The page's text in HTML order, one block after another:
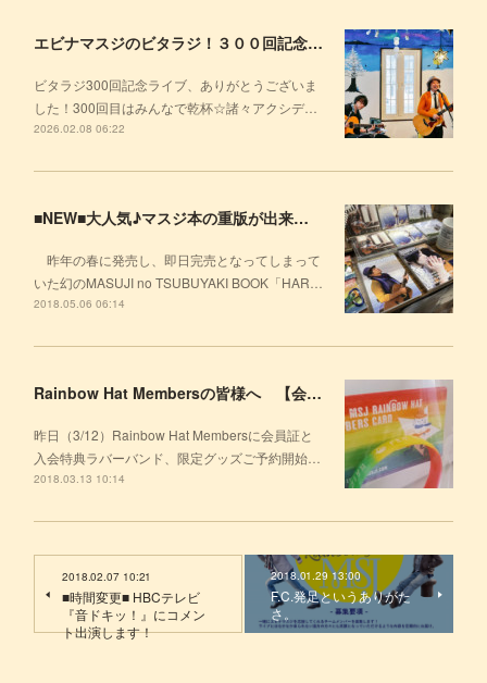
エビナマスジのビタラジ！３００回記念ライブ終了！
ビタラジ300回記念ライブ、ありがとうございま
した！300回目はみんなで乾杯☆諸々アクシデ…
2026.02.08 06:22
■NEW■大人気♪マスジ本の重版が出来上がりました〜！
昨年の春に発売し、即日完売となってしまって
いた幻のMASUJI no TSUBUYAKI BOOK「HAR…
2018.05.06 06:14
Rainbow Hat Membersの皆様へ 【会員証を発送しました】
昨日（3/12）Rainbow Hat Membersに会員証と
入会特典ラバーバンド、限定グッズご予約開始…
2018.03.13 10:14
2018.02.07 10:21
■時間変更■ HBCテレビ
『音ドキッ！』にコメン
ト出演します！
2018.01.29 13:00
F.C.発足というありがた
さ。